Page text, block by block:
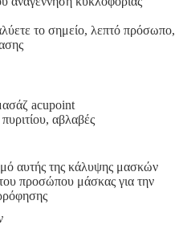
το σημείο, λεπτό πρόσωπο,
acupoint
αβλαβές
αυτής της κάλυψης μασκών
προσώπου μάσκας για την